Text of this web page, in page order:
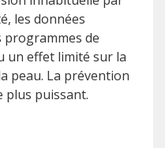
les données
programmes de
un effet limité sur la
peau. La prévention
plus puissant.